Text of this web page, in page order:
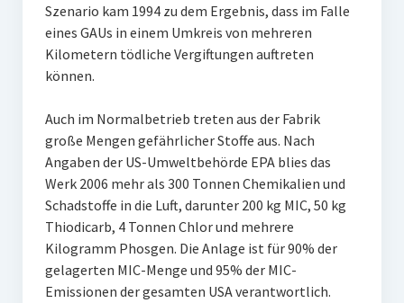
Szenario kam 1994 zu dem Ergebnis, dass im Falle
eines GAUs in einem Umkreis von mehreren
Kilometern tödliche Vergiftungen auftreten
können.
Auch im Normalbetrieb treten aus der Fabrik
große Mengen gefährlicher Stoffe aus. Nach
Angaben der US-Umweltbehörde EPA blies das
Werk 2006 mehr als 300 Tonnen Chemikalien und
Schadstoffe in die Luft, darunter 200 kg MIC, 50 kg
Thiodicarb, 4 Tonnen Chlor und mehrere
Kilogramm Phosgen. Die Anlage ist für 90% der
gelagerten MIC-Menge und 95% der MIC-
Emissionen der gesamten USA verantwortlich.